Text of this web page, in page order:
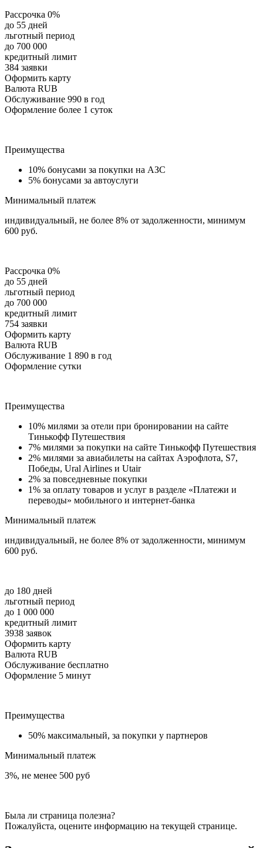
Рассрочка 0%
до 55 дней
льготный период
до 700 000
кредитный лимит
384 заявки
Оформить карту
Валюта RUB
Обслуживание 990 в год
Оформление более 1 суток
Преимущества
10% бонусами за покупки на АЗС
5% бонусами за автоуслуги
Минимальный платеж
индивидуальный, не более 8% от задолженности, минимум
600 руб.
Рассрочка 0%
до 55 дней
льготный период
до 700 000
кредитный лимит
754 заявки
Оформить карту
Валюта RUB
Обслуживание 1 890 в год
Оформление сутки
Преимущества
10% милями за отели при бронировании на сайте
Тинькофф Путешествия
7% милями за покупки на сайте Тинькофф Путешествия
2% милями за авиабилеты на сайтах Аэрофлота, S7,
Победы, Ural Airlines и Utair
2% за повседневные покупки
1% за оплату товаров и услуг в разделе «Платежи и
переводы» мобильного и интернет-банка
Минимальный платеж
индивидуальный, не более 8% от задолженности, минимум
600 руб.
до 180 дней
льготный период
до 1 000 000
кредитный лимит
3938 заявок
Оформить карту
Валюта RUB
Обслуживание бесплатно
Оформление 5 минут
Преимущества
50% максимальный, за покупки у партнеров
Минимальный платеж
3%, не менее 500 руб
Была ли страница полезна?
Пожалуйста, оцените информацию на текущей странице.